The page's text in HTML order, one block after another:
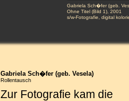
Gabriela Sch�fer (geb.
Ohne Titel (Bild 1), 2001
s/w-Fotografie, digital
Gabriela Sch�fer (geb. Vesela)
Rollentausch
Zur Fotografie kam die